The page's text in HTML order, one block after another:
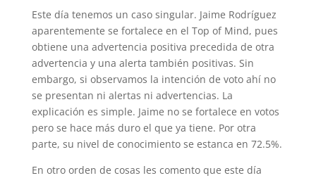
Este día tenemos un caso singular. Jaime Rodríguez
aparentemente se fortalece en el Top of Mind, pues
obtiene una advertencia positiva precedida de otra
advertencia y una alerta también positivas. Sin
embargo, si observamos la intención de voto ahí no
se presentan ni alertas ni advertencias. La
explicación es simple. Jaime no se fortalece en votos
pero se hace más duro el que ya tiene. Por otra
parte, su nivel de conocimiento se estanca en 72.5%.
En otro orden de cosas les comento que este día